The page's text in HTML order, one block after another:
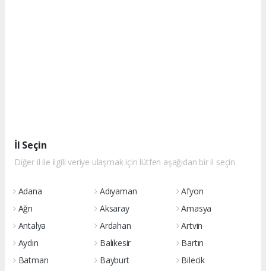
İl Seçin
Diğer il ile ilgili veriye ulaşmak için lütfen aşağıdan bir il seçin
Adana Adıyaman
Afyon
Ağrı
Aksaray
Amasya
Antalya
Ardahan
Artvin
Aydın
Balıkesir
Bartın
Batman
Bayburt
Bilecik